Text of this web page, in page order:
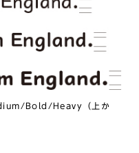
Bold/Heavy（上か